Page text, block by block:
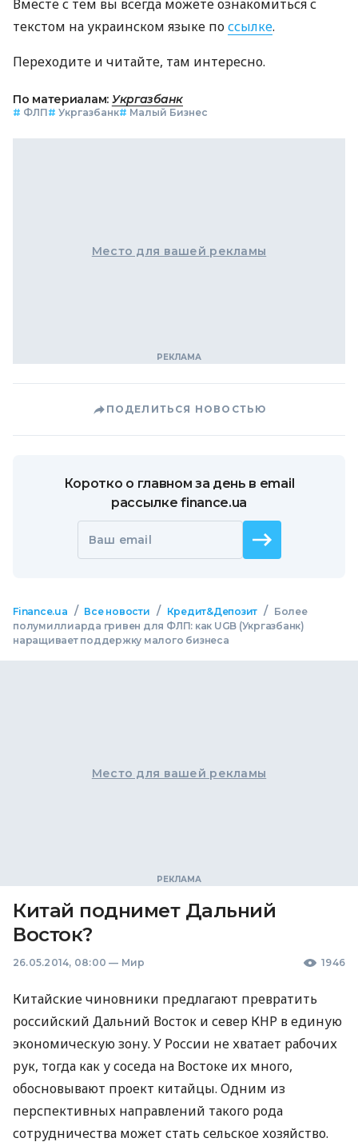
Вместе с тем вы всегда можете ознакомиться с
текстом на украинском языке поссылке.
Переходите и читайте, там интересно.
По материалам: Укргазбанк
# ФЛП# Укргазбанк# Малый Бизнес
Место для вашей рекламы
ПОДЕЛИТЬСЯ НОВОСТЬЮ
Коротко о главном за день в email
рассылке finance.ua
Ваш email
Finance.ua / Все новости / Кредит&Депозит /
Более
полумиллиарда гривен для ФЛП: как UGB (Укргазбанк)
наращивает поддержку малого бизнеса
Место для вашей рекламы
Китай поднимет Дальний
Восток?
26.05.2014, 08:00 — Мир 1946
Китайские чиновники предлагают превратить
российский Дальний Восток и север КНР в единую
экономическую зону. У России не хватает рабочих
рук, тогда как у соседа на Востоке их много,
обосновывают проект китайцы. Одним из
перспективных направлений такого рода
сотрудничества может стать сельское хозяйство.